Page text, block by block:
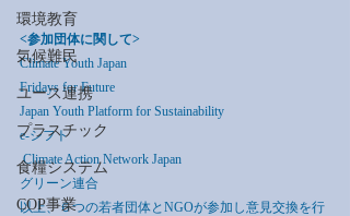
環境教育
気候難民
ユース連携
プラスチック
食糧システム
COP事業
<参加団体に関して>
Climate Youth Japan
Fridays for Future
Japan Youth Platform for Sustainability
e-シフト
Climate Action Network Japan
グリーン連合
以上、６つの若者団体とNGOが参加し意見交換を行